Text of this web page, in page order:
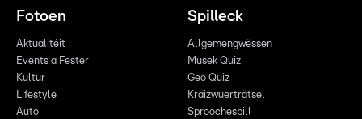
Fotoen
Aktualitéit
Events a Fester
Kultur
Lifestyle
Auto
Spilleck
Allgemengwëssen
Musek Quiz
Geo Quiz
Kräizwuerträtsel
Sproochespill